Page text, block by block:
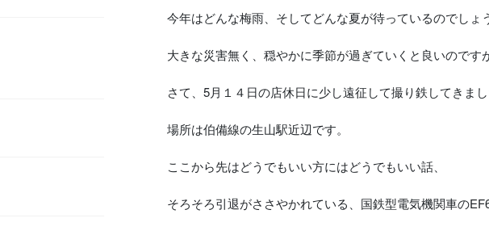
今年はどんな梅雨、そしてどんな夏が待っているのでしょ
大きな災害無く、穏やかに季節が過ぎていくと良いのです
さて、5月１４日の店休日に少し遠征して撮り鉄してきま
場所は伯備線の生山駅近辺です。
ここから先はどうでもいい方にはどうでもいい話、
そろそろ引退がささやかれている、国鉄型電気機関車の